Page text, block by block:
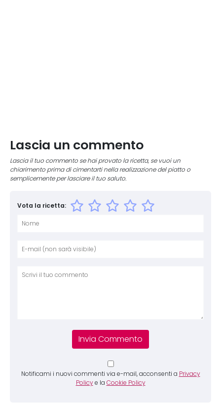
Lascia un commento
Lascia il tuo commento se hai provato la ricetta, se vuoi un
chiarimento prima di cimentarti nella realizzazione del piatto o
semplicemente per lasciare il tuo saluto.
Vota la ricetta:
Notificami i nuovi commenti via e-mail, acconsenti a Privacy
Policy e la Cookie Policy